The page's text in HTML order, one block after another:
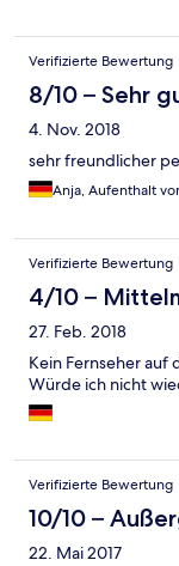
Verifizierte Bewertung
8/10 – Sehr
4. Nov. 2018
sehr freundlicher
Anja, Aufenthalt
Verifizierte Bewertung
4/10 –
27. Feb. 2018
Kein Fernseher auf
Würde ich nicht
Verifizierte Bewertung
10/10 –
22. Mai 2017